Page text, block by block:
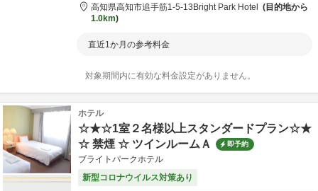
高知県高知市追手筋1-5-13 Bright Park Hotel
目的地から
1.0km
直近1か月の参考料金
対象期間内に有効な料金設定がありません。
ホテル
☆★☆1室２名様以上スタンダードプラン☆★
☆ 禁煙 ☆ ツインルームＡ
即予約
ブライトパークホテル
新型コロナウイルス対策あり